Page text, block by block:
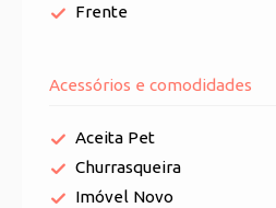
Frente
Acessórios e comodidades
Aceita Pet
Churrasqueira
Imóvel Novo